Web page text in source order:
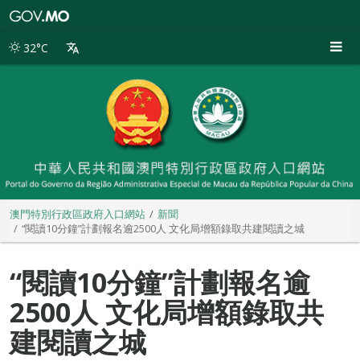
別
32°C
澳門特別行政區政府入口網站
新聞
“閱讀10分鐘”計劃報名逾2500人 文化局增額錄取共建閱讀之城
“閱讀10分鐘”計劃報名逾
2500人 文化局增額錄取共
建閱讀之城